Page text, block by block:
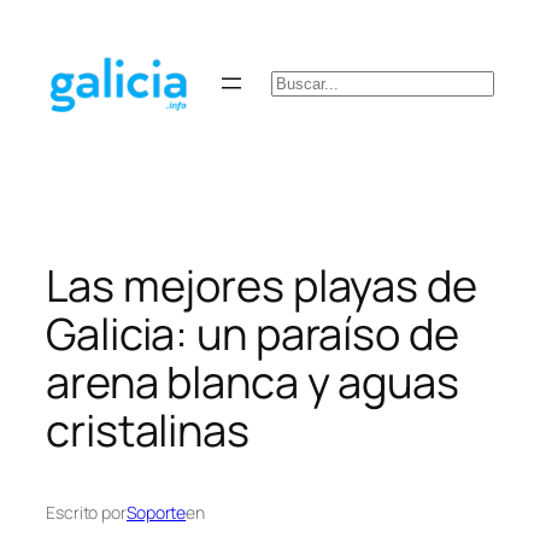
contenido
Buscar
Las mejores playas de
Galicia: un paraíso de
arena blanca y aguas
cristalinas
Escrito porSoporteen